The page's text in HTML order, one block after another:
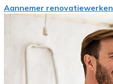
Aannemer renovatiewerken